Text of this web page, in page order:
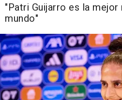
"Patri Guijarro es la
mundo"